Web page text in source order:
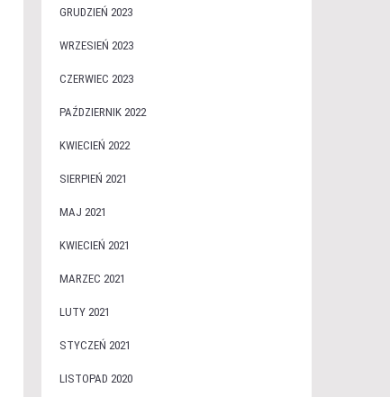
GRUDZIEŃ 2023
WRZESIEŃ 2023
CZERWIEC 2023
PAŹDZIERNIK 2022
KWIECIEŃ 2022
SIERPIEŃ 2021
MAJ 2021
KWIECIEŃ 2021
MARZEC 2021
LUTY 2021
STYCZEŃ 2021
LISTOPAD 2020